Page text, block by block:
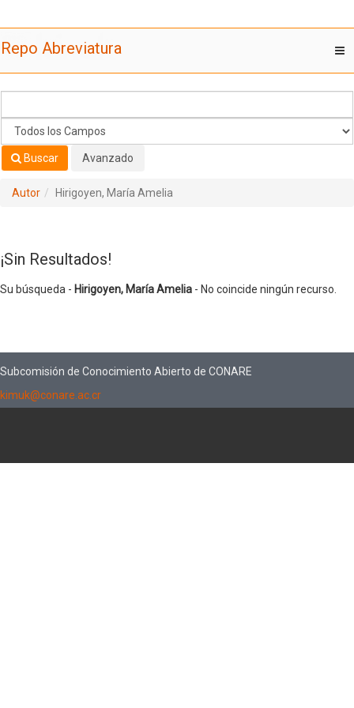
Repo Abreviatura
Buscar Avanzado
Autor Hirigoyen, María Amelia
¡Sin Resultados!
Su búsqueda - Hirigoyen, María Amelia - No coincide ningún recurso.
Subcomisión de Conocimiento Abierto de CONARE
kimuk@conare.ac.cr